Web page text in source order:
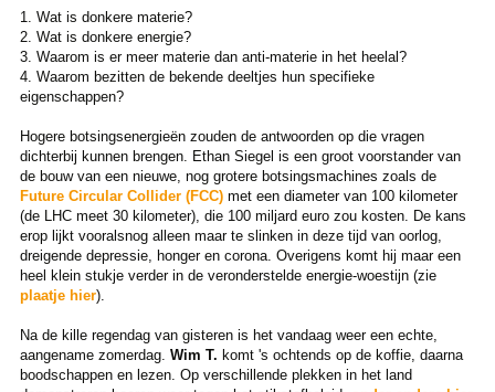
1. Wat is donkere materie?
2. Wat is donkere energie?
3. Waarom is er meer materie dan anti-materie in het heelal?
4. Waarom bezitten de bekende deeltjes hun specifieke
eigenschappen?
Hogere botsingsenergieën zouden de antwoorden op die vragen
dichterbij kunnen brengen. Ethan Siegel is een groot voorstander van
de bouw van een nieuwe, nog grotere botsingsmachines zoals de
Future Circular Collider (FCC)met een diameter van 100 kilometer
(de LHC meet 30 kilometer), die 100 miljard euro zou kosten. De kans
erop lijkt vooralsnog alleen maar te slinken in deze tijd van oorlog,
dreigende depressie, honger en corona. Overigens komt hij maar een
heel klein stukje verder in de veronderstelde energie-woestijn (zie
plaatje hier).
Na de kille regendag van gisteren is het vandaag weer een echte,
aangename zomerdag. Wim T. komt 's ochtends op de koffie, daarna
boodschappen en lezen. Op verschillende plekken in het land